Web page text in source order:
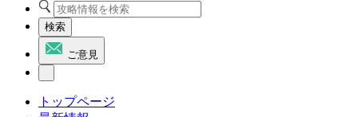
検索
ご意見
トップページ